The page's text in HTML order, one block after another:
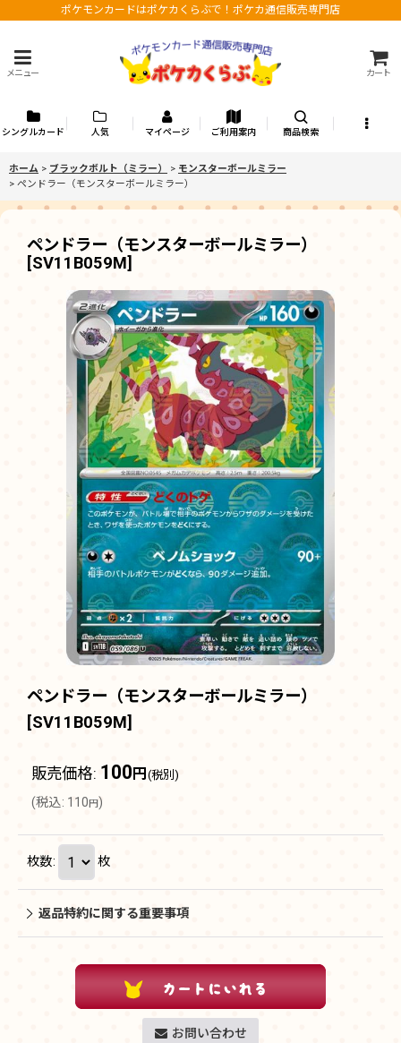
ポケモンカードはポケカくらぶで！ポケカ通信販売専門店
メニュー カート
シングルカード 人気 マイページ ご利用案内 商品検索
ホーム > ブラックボルト（ミラー） > モンスターボールミラー
> ペンドラー（モンスターボールミラー）
ペンドラー（モンスターボールミラー）
[SV11B059M]
ペンドラー（モンスターボールミラー）
[SV11B059M]
販売価格: 100 円 (税別)
(税込: 110 円)
枚数: 枚
返品特約に関する重要事項
お問い合わせ